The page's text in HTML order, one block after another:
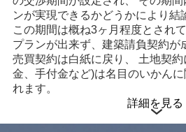
武蔵藤沢駅 まで12分
ンが実現できるかどうかにより結
この期間は概ね3ヶ月程度とされ
プランが出来ず、建築請負契約が
売買契約は白紙に戻り、 土地契
金、手付金など)は名目のいかん
れます。
詳細を見る